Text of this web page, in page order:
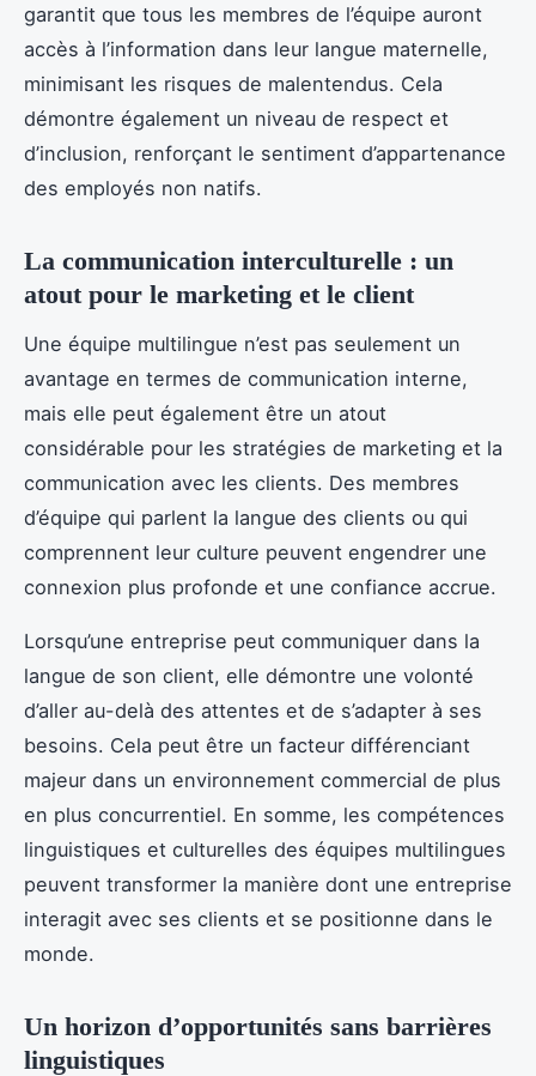
garantit que tous les membres de l’équipe auront
accès à l’information dans leur langue maternelle,
minimisant les risques de malentendus. Cela
démontre également un niveau de respect et
d’inclusion, renforçant le sentiment d’appartenance
des employés non natifs.
La communication interculturelle : un
atout pour le marketing et le client
Une équipe multilingue n’est pas seulement un
avantage en termes de communication interne,
mais elle peut également être un atout
considérable pour les stratégies de marketing et la
communication avec les clients. Des membres
d’équipe qui parlent la langue des clients ou qui
comprennent leur culture peuvent engendrer une
connexion plus profonde et une confiance accrue.
Lorsqu’une entreprise peut communiquer dans la
langue de son client, elle démontre une volonté
d’aller au-delà des attentes et de s’adapter à ses
besoins. Cela peut être un facteur différenciant
majeur dans un environnement commercial de plus
en plus concurrentiel. En somme, les compétences
linguistiques et culturelles des équipes multilingues
peuvent transformer la manière dont une entreprise
interagit avec ses clients et se positionne dans le
monde.
Un horizon d’opportunités sans barrières
linguistiques